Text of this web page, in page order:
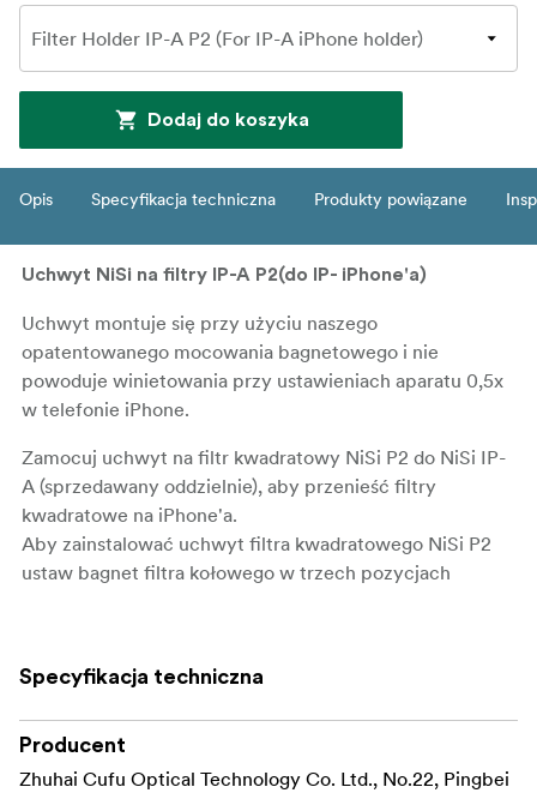
Dodaj do koszyka
Opis Specyfikacja techniczna Produkty powiązane
Uchwyt NiSi na filtry IP-A P2(do IP- iPhone'a)
Uchwyt montuje się przy użyciu naszego
opatentowanego mocowania bagnetowego i nie
powoduje winietowania przy ustawieniach aparatu 0,5x
w telefonie iPhone.
Zamocuj uchwyt na filtr kwadratowy NiSi P2 do NiSi IP-
A (sprzedawany oddzielnie), aby przenieść filtry
kwadratowe na iPhone'a.
Aby zainstalować uchwyt filtra kwadratowego NiSi P2
ustaw bagnet filtra kołowego w trzech pozycjach
ruchem wskazówek zegara, aby go dokręcić.
Kompatybilny z uchwytem filtra NiSi IP-A dla
Specyfikacja techniczna
Producent
Zhuhai Cufu Optical Technology Co. Ltd., No.22, Pingbei